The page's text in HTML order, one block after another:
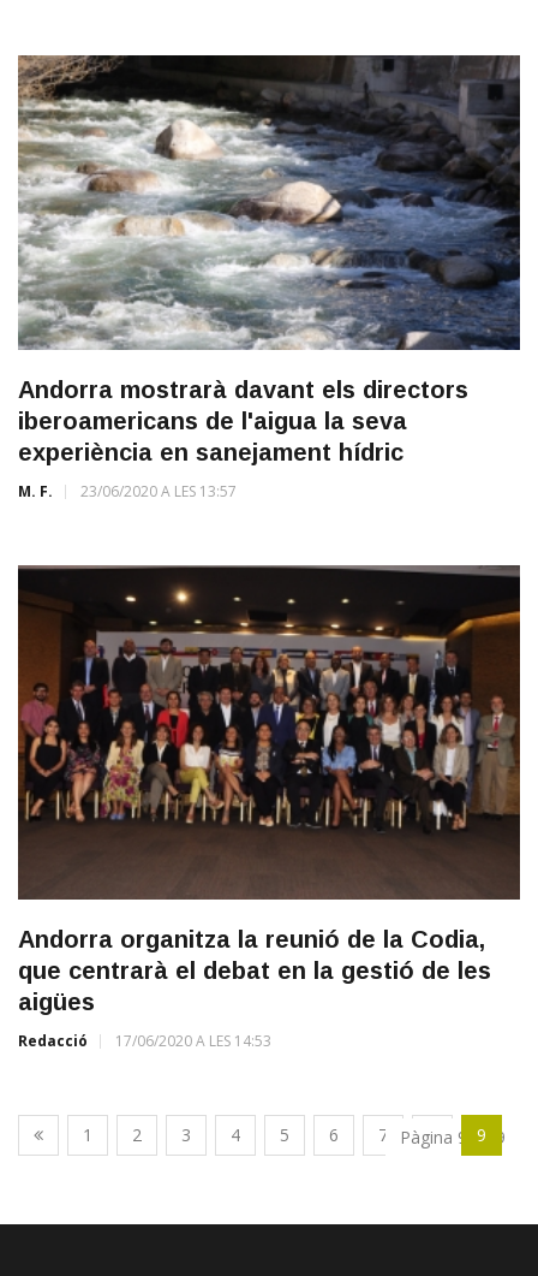
Andorra mostrarà davant els directors
iberoamericans de l'aigua la seva
experiència en sanejament hídric
M. F. 23/06/2020 A LES 13:57
Andorra organitza la reunió de la Codia,
que centrarà el debat en la gestió de les
aigües
Redacció 17/06/2020 A LES 14:53
1 2 3 4 5 6 7 8 9
Pàgina 9 de 9